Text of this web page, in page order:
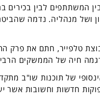
המשתתפים לבין
ושל מנהליה. נדמה
טלפייר, חתם את פרק
חיה של הממשקים
של תוכנות שו"ב
חדשות וחשובות אשר